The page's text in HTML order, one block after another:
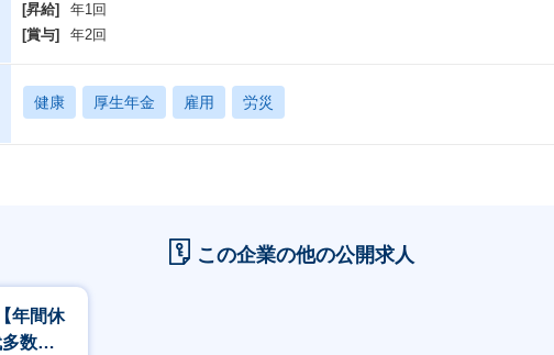
[昇給]
年1回
[賞与]
年2回
健康 厚生年金 雇用 労災
この企業の他の公開求人
年間休
数活